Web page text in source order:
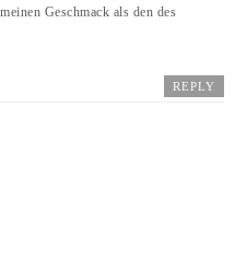
Geschmack als den des
REPLY